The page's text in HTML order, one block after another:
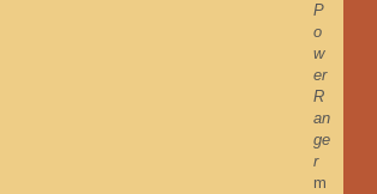
P
o
w
er
R
an
ge
r
m